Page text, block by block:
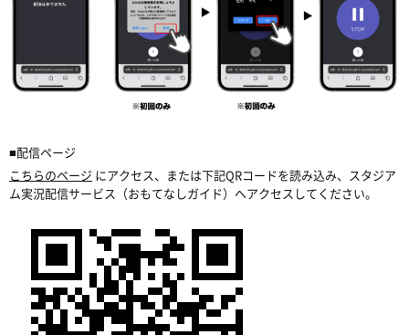
■配信ページ
こちらのページ にアクセス、または下記QRコードを読み込み、スタジア
ム実況配信サービス（おもてなしガイド）へアクセスしてください。